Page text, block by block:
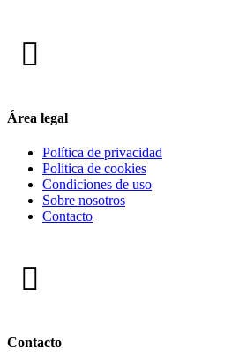
Área legal
Política de privacidad
Política de cookies
Condiciones de uso
Sobre nosotros
Contacto
Contacto